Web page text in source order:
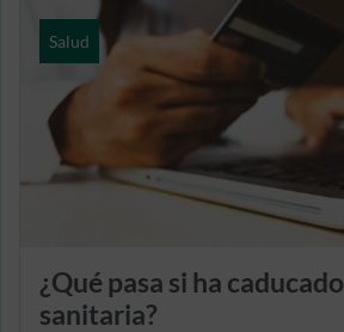
Salud
¿Qué pasa si ha
sanitaria?